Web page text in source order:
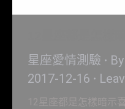
星座愛情測驗 By
2017-12-16
12星座都是怎樣暗示